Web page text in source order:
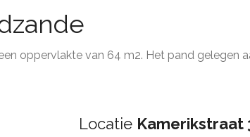
oppervlakte van 64 m2. Het pand gelegen
Locatie Kamerikstraat